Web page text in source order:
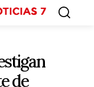
de